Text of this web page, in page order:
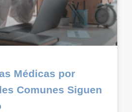
Médicas por
Comunes Siguen